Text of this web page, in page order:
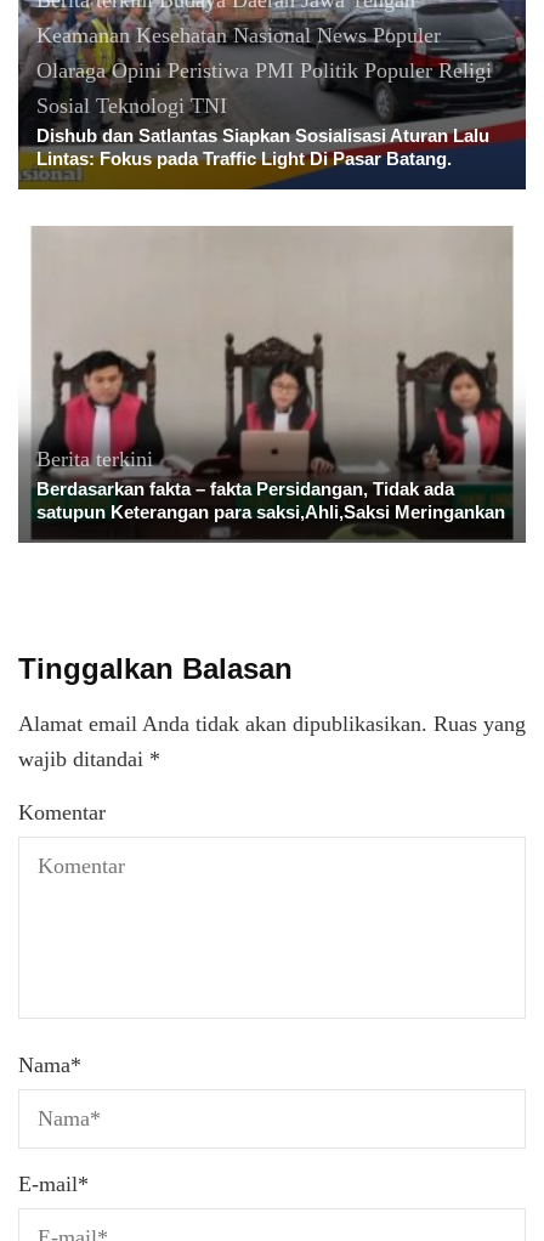
Keamanan Kesehatan Nasional News Populer
Olaraga Opini Peristiwa PMI Politik Populer Religi
Sosial Teknologi TNI
Dishub dan Satlantas Siapkan Sosialisasi Aturan Lalu
Lintas: Fokus pada Traffic Light Di Pasar Batang.
Berita terkini
Berdasarkan fakta – fakta Persidangan, Tidak ada
satupun Keterangan para saksi,Ahli,Saksi Meringankan
Tinggalkan Balasan
Alamat email Anda tidak akan dipublikasikan. Ruas yang
wajib ditandai *
Komentar
Nama*
E-mail*